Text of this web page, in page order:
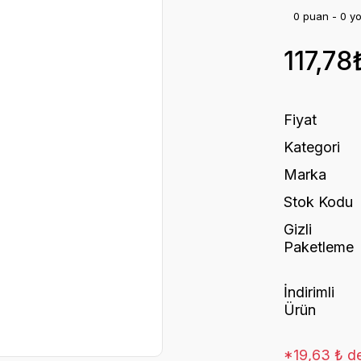
0 puan - 0
Fiyat
Kategori
Marka
Stok Kodu
Gizli
Paketleme
İndirimli
Ürün
*19,63 ₺